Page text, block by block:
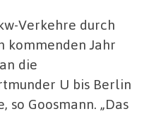
Verkehre durch
kommenden Jahr
die
U bis Berlin
Goosmann. „Das